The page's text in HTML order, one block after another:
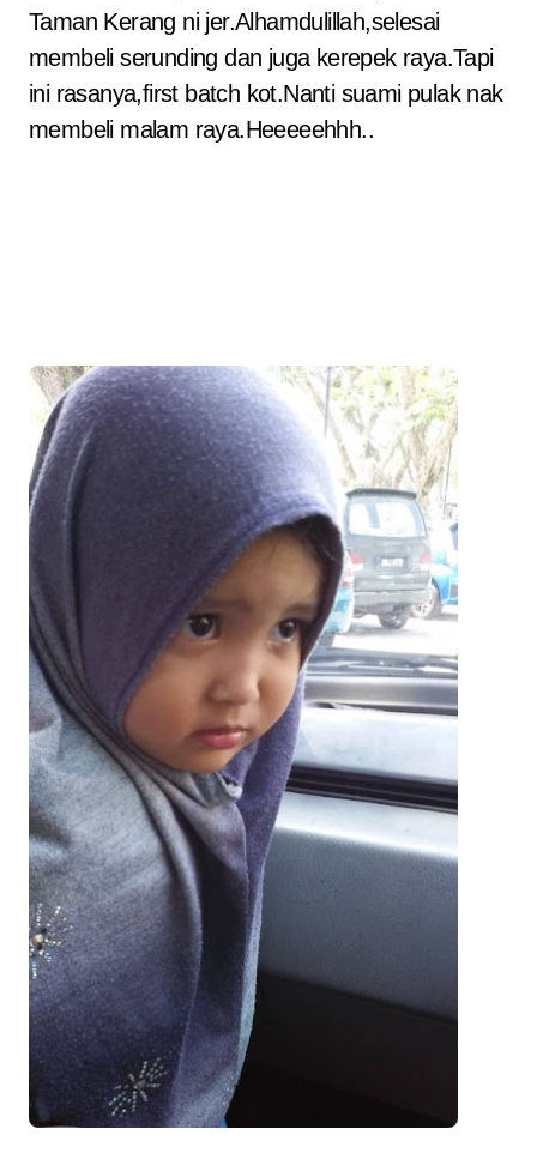
Taman Kerang ni jer.Alhamdulillah,selesai
membeli serunding dan juga kerepek raya.Tapi
ini rasanya,first batch kot.Nanti suami pulak nak
membeli malam raya.Heeeeehhh..